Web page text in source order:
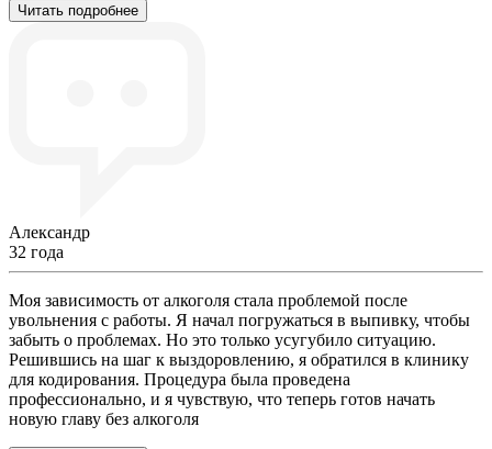
Читать подробнее
Александр
32 года
Моя зависимость от алкоголя стала проблемой после
увольнения с работы. Я начал погружаться в выпивку, чтобы
забыть о проблемах. Но это только усугубило ситуацию.
Решившись на шаг к выздоровлению, я обратился в клинику
для кодирования. Процедура была проведена
профессионально, и я чувствую, что теперь готов начать
новую главу без алкоголя